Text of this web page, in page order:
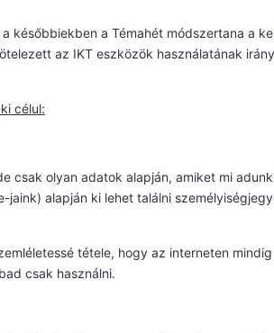
későbbiekben a Témahét módszertana a
az IKT eszközök használatának
célul:
csak olyan adatok alapján, amiket mi
jaink) alapján ki lehet találni
tétele, hogy az interneten
csak használni.